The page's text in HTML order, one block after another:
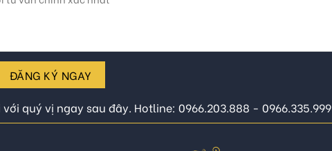
ĐĂNG KÝ NGAY
quý vị ngay sau đây. Hotline: 0966.203.888 - 0966.335.999